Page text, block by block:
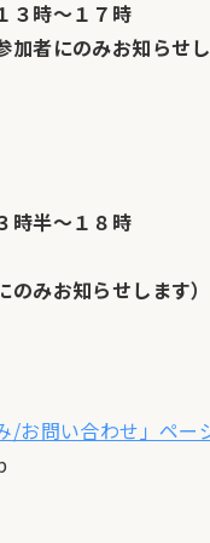
３時～１７時
者にのみお知らせし
時半～１８時
みお知らせします）
/お問い合わせ」ペー